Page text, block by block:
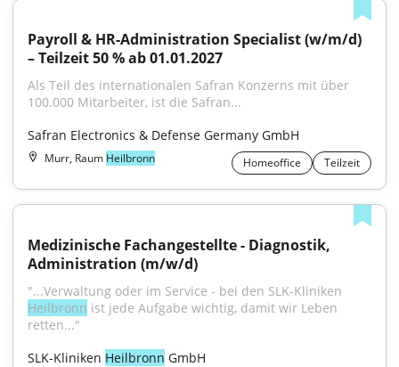
Payroll & HR-Administration Specialist (w/m/d)
– Teilzeit 50 % ab 01.01.2027
Als Teil des internationalen Safran Konzerns mit über
100.000 Mitarbeiter, ist die Safran...
Safran Electronics & Defense Germany GmbH
Murr, Raum Heilbronn Homeoffice Teilzeit
Medizinische Fachangestellte - Diagnostik,
Administration (m/w/d)
Heilbronn ist jede Aufgabe wichtig, damit wir Leben
retten..."
SLK-Kliniken Heilbronn GmbH